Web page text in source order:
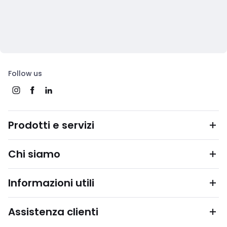
Follow us
Prodotti e servizi
Chi siamo
Informazioni utili
Assistenza clienti